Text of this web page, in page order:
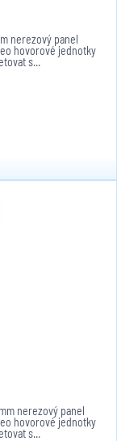
nerezový panel
hovorové jednotky
s...
nerezový panel
hovorové jednotky
s...